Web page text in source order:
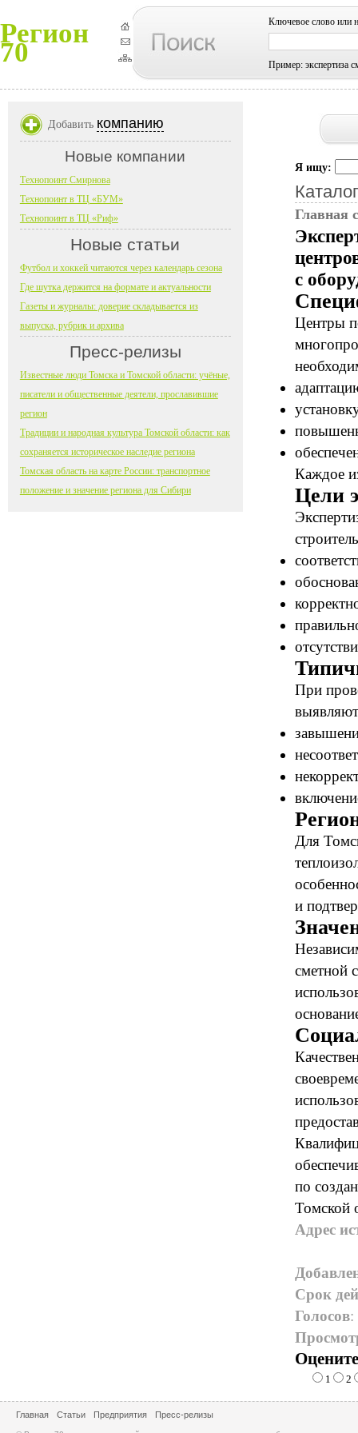
Регион
70
Ключевое слово или
Пример: экспертиза
Я ищу:
Главная
с
Центры
Каждое
Цели
При
Для
и
сметной
по
Томской
Адрес
Срок
Голосов:
1 2
Добавить компанию
Новые компании
Технопоинт Смирнова
Технопоинт в ТЦ «БУМ»
Технопоинт в ТЦ «Риф»
Новые статьи
Футбол и хоккей читаются через календарь сезона
Где шутка держится на формате и актуальности
Газеты и журналы: доверие складывается из
выпуска, рубрик и архива
Пресс-релизы
Известные люди Томска и Томской области: учёные,
писатели и общественные деятели, прославившие
регион
Традиции и народная культура Томской области: как
сохраняется историческое наследие региона
Томская область на карте России: транспортное
положение и значение региона для Сибири
Главная Статьи Предприятия Пресс-релизы